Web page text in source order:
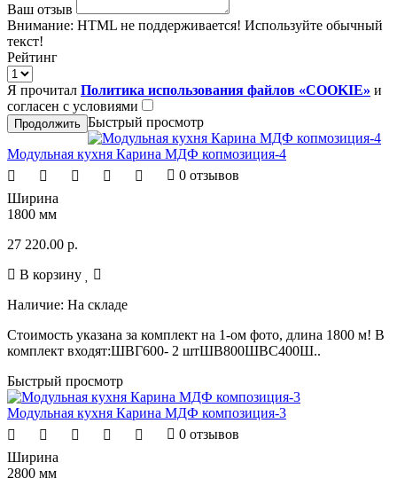
Ваш отзыв
Внимание: HTML не поддерживается! Используйте обычный
текст!
Рейтинг
Я прочитал Политика использования файлов «COOKIE» и
согласен с условиями
Продолжить Быстрый просмотр
Модульная кухня Карина МДФ копмозиция-4
0 отзывов
Ширина
1800 мм
27 220.00 р.
В корзину
Наличие: На складе
Стоимость указана за комплект на 1-ом фото, длина 1800 м! В
комплект входят:ШВГ600- 2 штШВ800ШВС400Ш..
Быстрый просмотр
Модульная кухня Карина МДФ композиция-3
0 отзывов
Ширина
2800 мм